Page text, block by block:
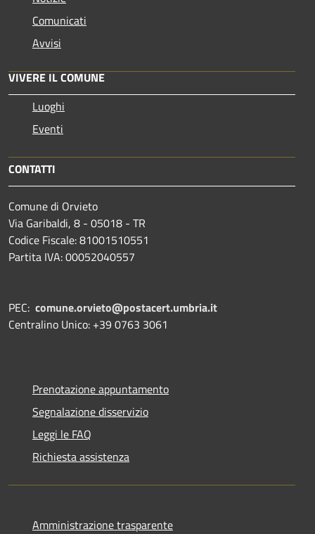
Comunicati
Avvisi
VIVERE IL COMUNE
Luoghi
Eventi
CONTATTI
Comune di Orvieto
Via Garibaldi, 8 - 05018 - TR
Codice Fiscale: 81001510551
Partita IVA: 00052040557
PEC: comune.orvieto@postacert.umbria.it
Centralino Unico: +39 0763 3061
Prenotazione appuntamento
Segnalazione disservizio
Leggi le FAQ
Richiesta assistenza
Amministrazione trasparente